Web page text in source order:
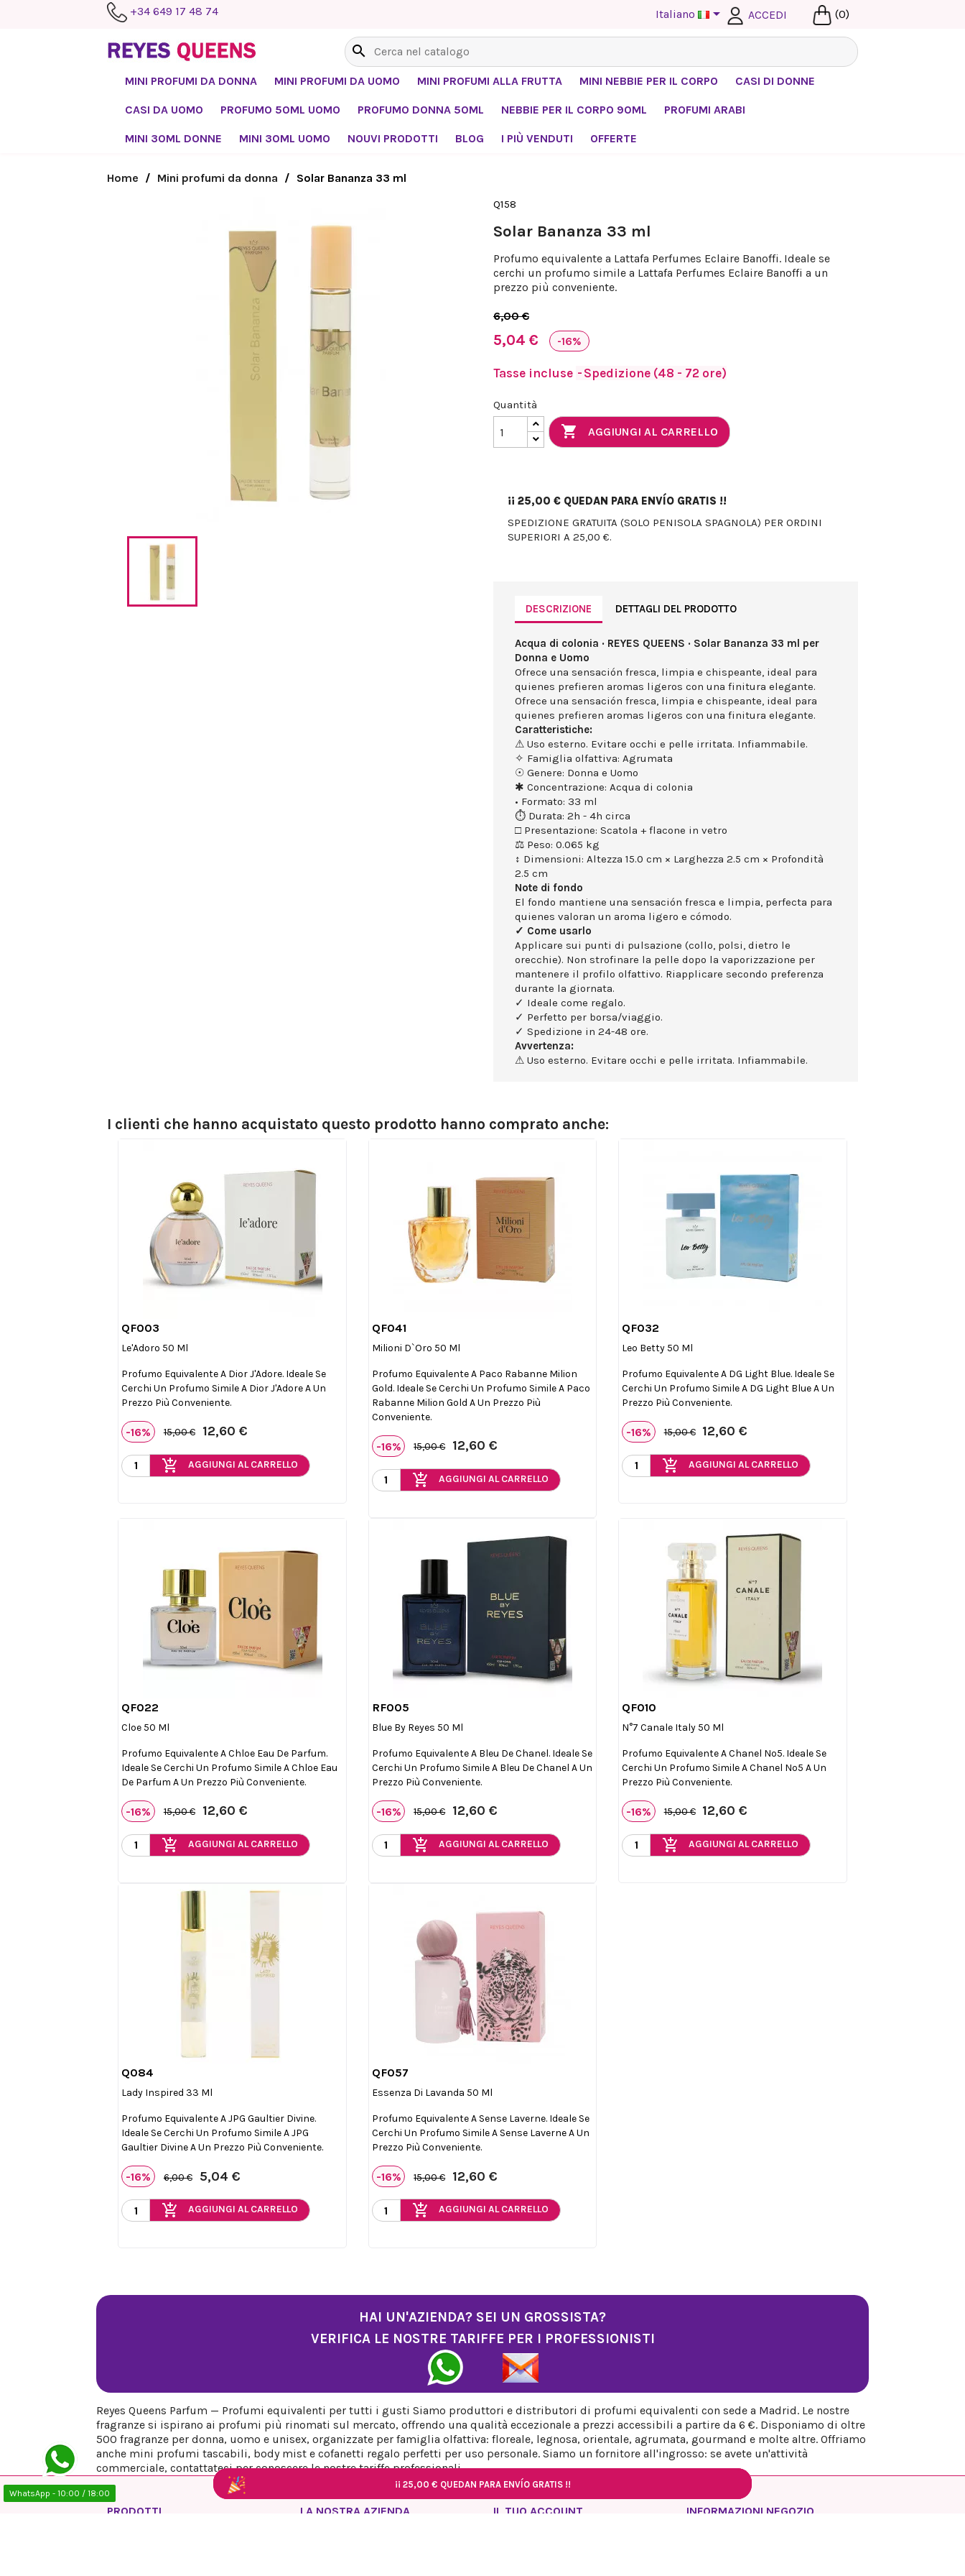
+34 649 17 48 74 Italiano  ACCEDI (0)
search
¡¡ 25,00 € QUEDAN PARA ENVÍO GRATIS !!
MINI PROFUMI DA DONNA MINI PROFUMI DA UOMO MINI PROFUMI ALLA FRUTTA MINI NEBBIE PER IL CORPO CASI DI DONNE
CASI DA UOMO PROFUMO 50ML UOMO PROFUMO DONNA 50ML NEBBIE PER IL CORPO 90ML PROFUMI ARABI
MINI 30ML DONNE MINI 30ML UOMO NOUVI PRODOTTI BLOG I PIÙ VENDUTI OFFERTE
¡¡ 25,00 € QUEDAN PARA ENVÍO GRATIS !!
Home Mini profumi da donna Solar Bananza 33 ml
Q158
Solar Bananza 33 ml
Profumo equivalente a Lattafa Perfumes Eclaire Banoffi. Ideale se
cerchi un profumo simile a Lattafa Perfumes Eclaire Banoffi a un
prezzo più conveniente.
6,00 €
5,04 € -16%
Tasse incluse Spedizione (48 - 72 ore)
Quantità
 AGGIUNGI AL CARRELLO
¡¡ 25,00 € QUEDAN PARA ENVÍO GRATIS !!
SPEDIZIONE GRATUITA (SOLO PENISOLA SPAGNOLA) PER ORDINI
SUPERIORI A 25,00 €.
DESCRIZIONE DETTAGLI DEL PRODOTTO
Acqua di colonia · REYES QUEENS · Solar Bananza 33 ml per
Donna e Uomo
Ofrece una sensación fresca, limpia e chispeante, ideal para
quienes prefieren aromas ligeros con una finitura elegante.
Ofrece una sensación fresca, limpia e chispeante, ideal para
quienes prefieren aromas ligeros con una finitura elegante.
Caratteristiche:
⚠ Uso esterno. Evitare occhi e pelle irritata. Infiammabile.
✧ Famiglia olfattiva: Agrumata
☉ Genere: Donna e Uomo
✱ Concentrazione: Acqua di colonia
• Formato: 33 ml
⏱ Durata: 2h - 4h circa
□ Presentazione: Scatola + flacone in vetro
⚖ Peso: 0.065 kg
↕ Dimensioni: Altezza 15.0 cm × Larghezza 2.5 cm × Profondità
2.5 cm
Note di fondo
El fondo mantiene una sensación fresca e limpia, perfecta para
quienes valoran un aroma ligero e cómodo.
✓ Come usarlo
Applicare sui punti di pulsazione (collo, polsi, dietro le
orecchie). Non strofinare la pelle dopo la vaporizzazione per
mantenere il profilo olfattivo. Riapplicare secondo preferenza
durante la giornata.
✓ Ideale come regalo.
✓ Perfetto per borsa/viaggio.
✓ Spedizione in 24-48 ore.
Avvertenza:
⚠ Uso esterno. Evitare occhi e pelle irritata. Infiammabile.
I clienti che hanno acquistato questo prodotto hanno comprato anche:
QF003
Le'Adoro 50 Ml
Profumo Equivalente A Dior J'Adore. Ideale Se
Cerchi Un Profumo Simile A Dior J'Adore A Un
Prezzo Più Conveniente.
-16% 15,00 € 12,60 €
add_shopping_cart AGGIUNGI AL CARRELLO
QF041
Milioni D`Oro 50 Ml
Profumo Equivalente A Paco Rabanne Milion
Gold. Ideale Se Cerchi Un Profumo Simile A Paco
Rabanne Milion Gold A Un Prezzo Più
Conveniente.
-16% 15,00 € 12,60 €
add_shopping_cart AGGIUNGI AL CARRELLO
QF032
Leo Betty 50 Ml
Profumo Equivalente A DG Light Blue. Ideale Se
Cerchi Un Profumo Simile A DG Light Blue A Un
Prezzo Più Conveniente.
-16% 15,00 € 12,60 €
add_shopping_cart AGGIUNGI AL CARRELLO
QF022
Cloe 50 Ml
Profumo Equivalente A Chloe Eau De Parfum.
Ideale Se Cerchi Un Profumo Simile A Chloe Eau
De Parfum A Un Prezzo Più Conveniente.
-16% 15,00 € 12,60 €
add_shopping_cart AGGIUNGI AL CARRELLO
RF005
Blue By Reyes 50 Ml
Profumo Equivalente A Bleu De Chanel. Ideale Se
Cerchi Un Profumo Simile A Bleu De Chanel A Un
Prezzo Più Conveniente.
-16% 15,00 € 12,60 €
add_shopping_cart AGGIUNGI AL CARRELLO
QF010
N°7 Canale Italy 50 Ml
Profumo Equivalente A Chanel Nº5. Ideale Se
Cerchi Un Profumo Simile A Chanel Nº5 A Un
Prezzo Più Conveniente.
-16% 15,00 € 12,60 €
add_shopping_cart AGGIUNGI AL CARRELLO
Q084
Lady Inspired 33 Ml
Profumo Equivalente A JPG Gaultier Divine.
Ideale Se Cerchi Un Profumo Simile A JPG
Gaultier Divine A Un Prezzo Più Conveniente.
-16% 6,00 € 5,04 €
add_shopping_cart AGGIUNGI AL CARRELLO
QF057
Essenza Di Lavanda 50 Ml
Profumo Equivalente A Sense Laverne. Ideale Se
Cerchi Un Profumo Simile A Sense Laverne A Un
Prezzo Più Conveniente.
-16% 15,00 € 12,60 €
add_shopping_cart AGGIUNGI AL CARRELLO
HAI UN'AZIENDA? SEI UN GROSSISTA?
VERIFICA LE NOSTRE TARIFFE PER I PROFESSIONISTI
Reyes Queens Parfum — Profumi equivalenti per tutti i gusti Siamo produttori e distributori di profumi equivalenti con sede a Madrid. Le nostre
fragranze si ispirano ai profumi più rinomati sul mercato, offrendo una qualità eccezionale a prezzi accessibili a partire da 6 €. Disponiamo di oltre
500 fragranze per donna, uomo e unisex, organizzate per famiglia olfattiva: floreale, legnosa, orientale, agrumata, gourmand e molte altre. Offriamo
anche mini profumi tascabili, body mist e cofanetti regalo perfetti per uso personale. Siamo un fornitore all'ingrosso: se avete un'attività
commerciale, contattateci per conoscere le nostre tariffe professionali.
PRODOTTI LA NOSTRA AZIENDA IL TUO ACCOUNT INFORMAZIONI NEGOZIO
WhatsApp - 10:00 / 18:00
¡¡ 25,00 € QUEDAN PARA ENVÍO GRATIS !!
¡¡ 25,00 € QUEDAN PARA ENVÍO GRATIS !!